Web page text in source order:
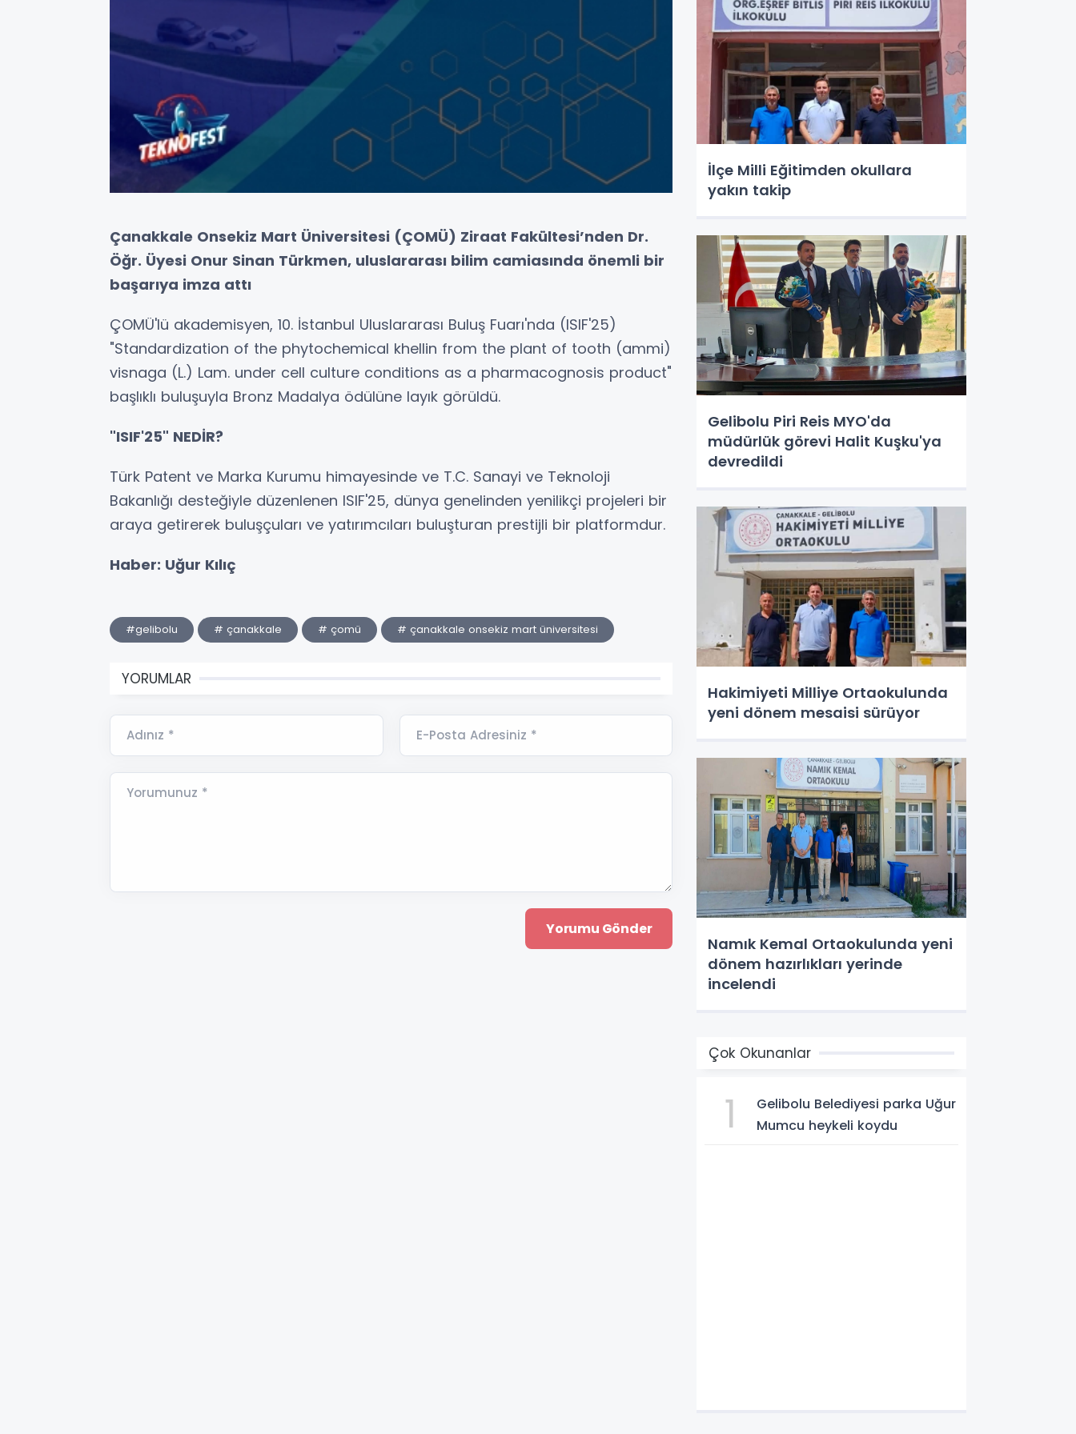
Çanakkale Onsekiz Mart Üniversitesi (ÇOMÜ) Ziraat Fakültesi’nden Dr.
Öğr. Üyesi Onur Sinan Türkmen, uluslararası bilim camiasında önemli bir
başarıya imza attı
ÇOMÜ'lü akademisyen, 10. İstanbul Uluslararası Buluş Fuarı'nda (ISIF'25)
"Standardization of the phytochemical khellin from the plant of tooth (ammi)
visnaga (L.) Lam. under cell culture conditions as a pharmacognosis product"
başlıklı buluşuyla Bronz Madalya ödülüne layık görüldü.
"ISIF'25" NEDİR?
Türk Patent ve Marka Kurumu himayesinde ve T.C. Sanayi ve Teknoloji
Bakanlığı desteğiyle düzenlenen ISIF'25, dünya genelinden yenilikçi projeleri bir
araya getirerek buluşçuları ve yatırımcıları buluşturan prestijli bir platformdur.
Haber: Uğur Kılıç
#gelibolu # çanakkale # çomü # çanakkale onsekiz mart üniversitesi
YORUMLAR
Adınız * E-Posta Adresiniz *
Yorumunuz *
İlçe Milli Eğitimden okullara
yakın takip
Gelibolu Piri Reis MYO'da
müdürlük görevi Halit Kuşku'ya
devredildi
Hakimiyeti Milliye Ortaokulunda
yeni dönem mesaisi sürüyor
Namık Kemal Ortaokulunda yeni
dönem hazırlıkları yerinde
incelendi
Çok Okunanlar
1
Gelibolu Belediyesi parka Uğur
Mumcu heykeli koydu